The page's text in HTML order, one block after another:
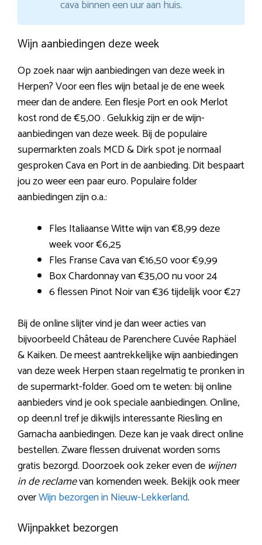
cava binnen een uur aan huis.
Wijn aanbiedingen deze week
Op zoek naar wijn aanbiedingen van deze week in
Herpen? Voor een fles wijn betaal je de ene week
meer dan de andere. Een flesje Port en ook Merlot
kost rond de €5,00 . Gelukkig zijn er de wijn-
aanbiedingen van deze week. Bij de populaire
supermarkten zoals MCD & Dirk spot je normaal
gesproken Cava en Port in de aanbieding. Dit bespaart
jou zo weer een paar euro. Populaire folder
aanbiedingen zijn o.a.:
Fles Italiaanse Witte wijn van €8,99 deze
week voor €6,25
Fles Franse Cava van €16,50 voor €9,99
Box Chardonnay van €35,00 nu voor 24
6 flessen Pinot Noir van €36 tijdelijk voor €27
Bij de online slijter vind je dan weer acties van
bijvoorbeeld Château de Parenchere Cuvée Raphäel
& Kaiken. De meest aantrekkelijke wijn aanbiedingen
van deze week Herpen staan regelmatig te pronken in
de supermarkt-folder. Goed om te weten: bij online
aanbieders vind je ook speciale aanbiedingen. Online,
op deen.nl tref je dikwijls interessante Riesling en
Garnacha aanbiedingen. Deze kan je vaak direct online
bestellen. Zware flessen druivenat worden soms
gratis bezorgd. Doorzoek ook zeker even de wijnen
in de reclamevan komenden week. Bekijk ook meer
overWijn bezorgen in Nieuw-Lekkerland.
Wijnpakket bezorgen